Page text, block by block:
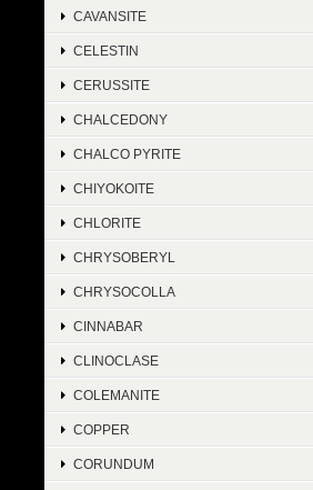
CAVANSITE
CELESTIN
CERUSSITE
CHALCEDONY
CHALCO PYRITE
CHIYOKOITE
CHLORITE
CHRYSOBERYL
CHRYSOCOLLA
CINNABAR
CLINOCLASE
COLEMANITE
COPPER
CORUNDUM